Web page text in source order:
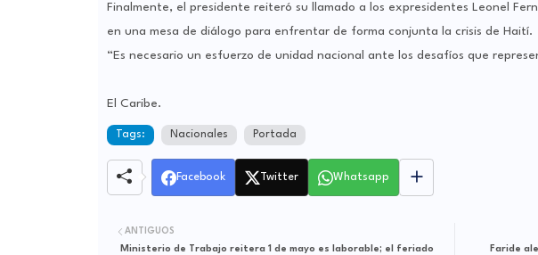
Finalmente, el presidente reiteró su llamado a los expresidentes Leonel
en una mesa de diálogo para enfrentar de forma conjunta la crisis de Haití.
“Es necesario un esfuerzo de unidad nacional ante los desafíos que
El Caribe.
Tags: Nacionales Portada
Facebook Twitter Whatsapp
Faride
ANTIGUOS
Ministerio de Trabajo reitera 1 de mayo es laborable; el feriado